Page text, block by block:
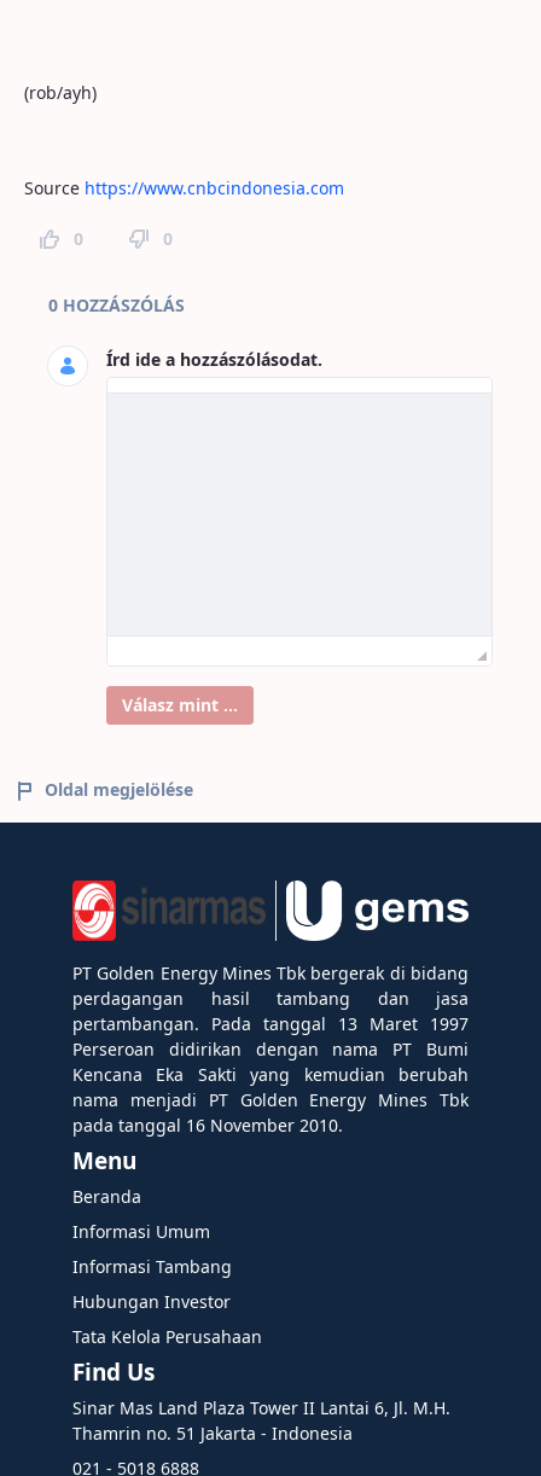
(rob/ayh)
Source https://www.cnbcindonesia.com
0 0
Hozzászólások az oldalhoz
0 HOZZÁSZÓLÁS
Írd ide a hozzászólásodat.
Válasz mint ...
Oldal megjelölése
PT Golden Energy Mines Tbk bergerak di bidang
perdagangan hasil tambang dan jasa
pertambangan. Pada tanggal 13 Maret 1997
Perseroan didirikan dengan nama PT Bumi
Kencana Eka Sakti yang kemudian berubah
nama menjadi PT Golden Energy Mines Tbk
pada tanggal 16 November 2010.
Menu
Beranda
Informasi Umum
Informasi Tambang
Hubungan Investor
Tata Kelola Perusahaan
Find Us
Sinar Mas Land Plaza Tower II Lantai 6, Jl. M.H.
Thamrin no. 51 Jakarta - Indonesia
021 - 5018 6888